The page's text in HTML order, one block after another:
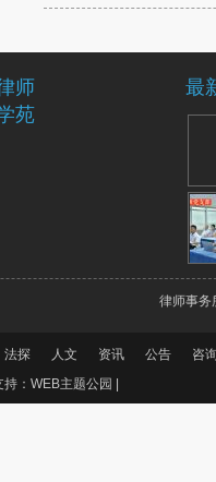
师
苑
最
律师事务
法探 人文 资讯 公告
咨
持：WEB主题公园 |